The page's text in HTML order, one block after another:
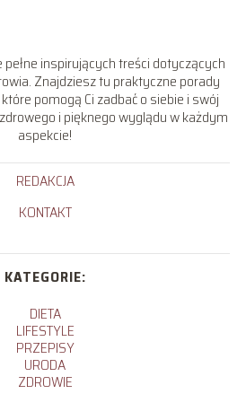
inspirujących treści dotyczących
Znajdziesz tu praktyczne porady
pomogą Ci zadbać o siebie i swój
i pięknego wyglądu w każdym
aspekcie!
REDAKCJA
KONTAKT
KATEGORIE:
DIETA
LIFESTYLE
PRZEPISY
URODA
ZDROWIE